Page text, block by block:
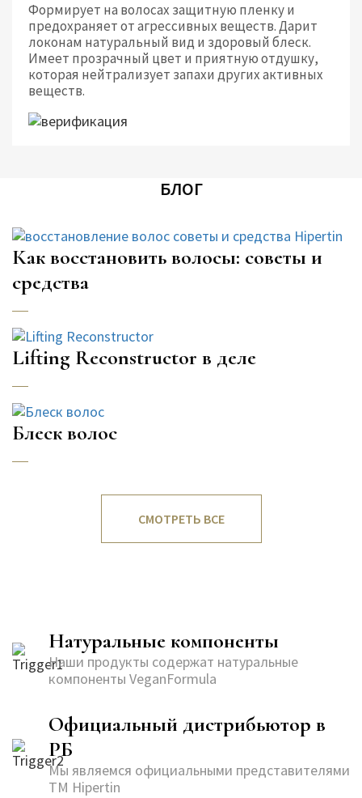
Формирует на волосах защитную пленку и
предохраняет от агрессивных веществ. Дарит
локонам натуральный вид и здоровый блеск.
Имеет прозрачный цвет и приятную отдушку,
которая нейтрализует запахи других активных
веществ.
БЛОГ
Как восстановить волосы: советы и
средства
Lifting Reconstructor в деле
Блеск волос
СМОТРЕТЬ ВСЕ
Натуральные компоненты
Наши продукты содержат натуральные
компоненты VeganFormula
Официальный дистрибьютор в
РБ
Мы являемся официальными представителями
ТМ Hipertin